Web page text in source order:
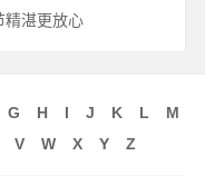
精湛更放心
G H I J K L
M
V W X Y Z